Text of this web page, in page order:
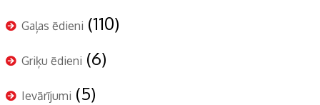
Gaļas ēdieni (110)
Griķu ēdieni (6)
Ievārījumi (5)